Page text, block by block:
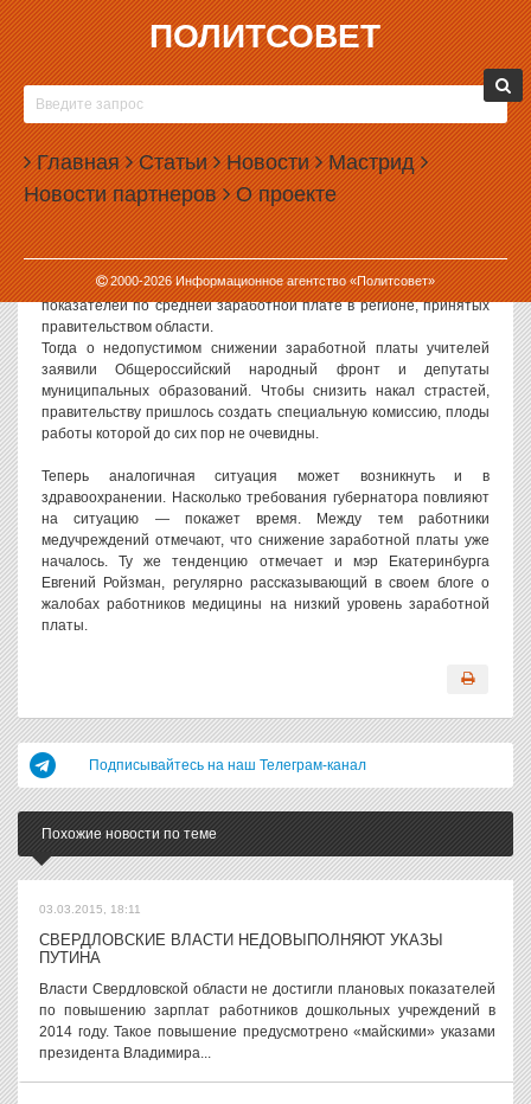
ПОЛИТСОВЕТ
Главная Статьи Новости Мастрид
Новости партнеров О проекте
2000-2026Информационное агентство «Политсовет»
30.10.2014, 17:53
УРАЛЬСКИХ МЕДИКОВ ЖДЕТ СУДЬБА
УЧИТЕЛЕЙ
Губернатор Свердловской области Евгений Куйвашев поручил
областному Минздраву следить за уровнем зарплат врачей и
медсестер во всех муниципалитетах области. Главная задача —
не допустить их резкого снижения, такого, какое произошло в
сентябре у работников сферы образования. Последние не
досчитались 10-20% заработка из-за снижения плановых
показателей по средней заработной плате в регионе, принятых
правительством области.
Тогда о недопустимом снижении заработной платы учителей
заявили Общероссийский народный фронт и депутаты
муниципальных образований. Чтобы снизить накал страстей,
правительству пришлось создать специальную комиссию, плоды
работы которой до сих пор не очевидны.
Теперь аналогичная ситуация может возникнуть и в
здравоохранении. Насколько требования губернатора повлияют
на ситуацию — покажет время. Между тем работники
медучреждений отмечают, что снижение заработной платы уже
началось. Ту же тенденцию отмечает и мэр Екатеринбурга
Евгений Ройзман, регулярно рассказывающий в своем блоге о
жалобах работников медицины на низкий уровень заработной
платы.
Подписывайтесь на наш Телеграм-канал
Похожие новости по теме
03.03.2015, 18:11
СВЕРДЛОВСКИЕ ВЛАСТИ НЕДОВЫПОЛНЯЮТ УКАЗЫ
ПУТИНА
Власти Свердловской области не достигли плановых показателей
по повышению зарплат работников дошкольных учреждений в
2014 году. Такое повышение предусмотрено «майскими» указами
президента Владимира...